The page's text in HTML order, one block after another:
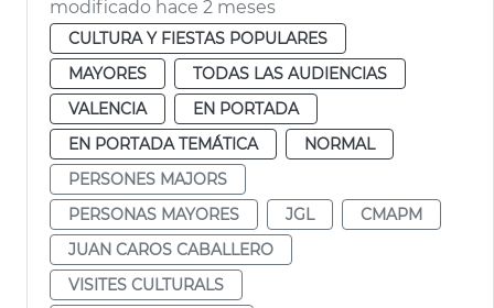
modificado hace 2 meses
CULTURA Y FIESTAS POPULARES
MAYORES
TODAS LAS AUDIENCIAS
VALENCIA
EN PORTADA
EN PORTADA TEMÁTICA
NORMAL
PERSONES MAJORS
PERSONAS MAYORES
JGL
CMAPM
JUAN CAROS CABALLERO
VISITES CULTURALS